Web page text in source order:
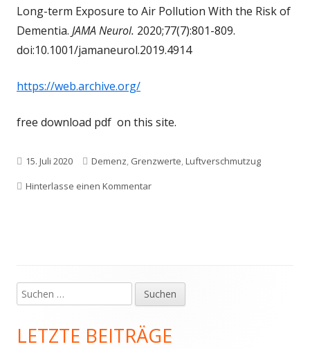
Long-term Exposure to Air Pollution With the Risk of
Dementia. JAMA Neurol. 2020;77(7):801-809.
doi:10.1001/jamaneurol.2019.4914
https://web.archive.org/
free download pdf on this site.
Veröffentlicht
am
15. Juli 2020 Schlagwörter
Demenz, Grenzwerte,Luftverschmutzug
Hinterlasse einen Kommentarzu Luftverschmutzung fördert
Haupt-
Seitenleiste
Suchen
nach:
LETZTE BEITRÄGE